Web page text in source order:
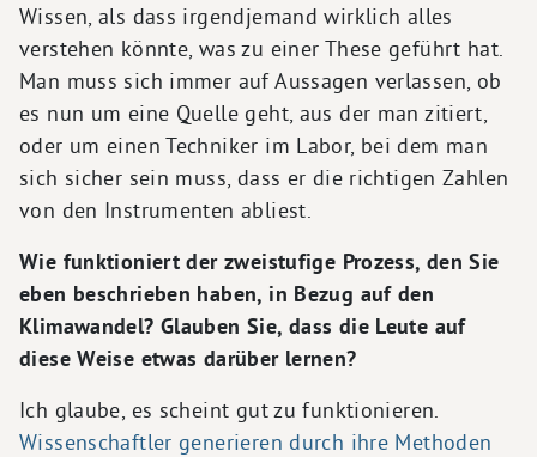
Wissen, als dass irgendjemand wirklich alles
verstehen könnte, was zu einer These geführt hat.
Man muss sich immer auf Aussagen verlassen, ob
es nun um eine Quelle geht, aus der man zitiert,
oder um einen Techniker im Labor, bei dem man
sich sicher sein muss, dass er die richtigen Zahlen
von den Instrumenten abliest.
Wie funktioniert der zweistufige Prozess, den Sie
eben beschrieben haben, in Bezug auf den
Klimawandel? Glauben Sie, dass die Leute auf
diese Weise etwas darüber lernen?
Ich glaube, es scheint gut zu funktionieren.
Wissenschaftler generieren durch ihre Methoden